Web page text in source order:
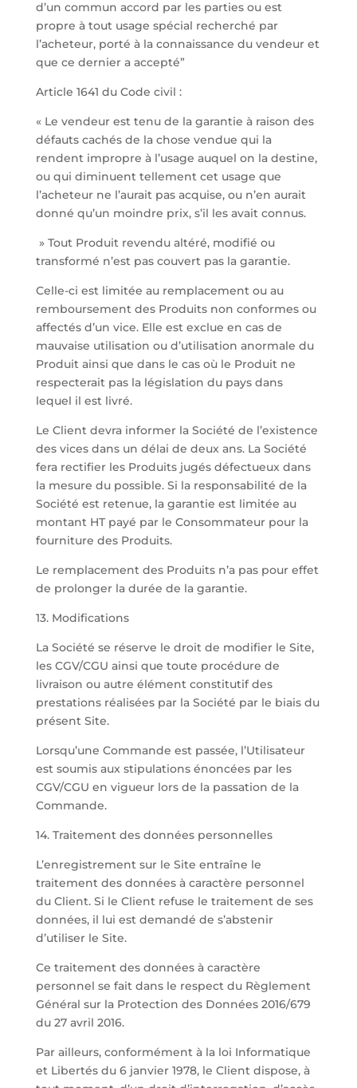
d’un commun accord par les parties ou est
propre à tout usage spécial recherché par
l’acheteur, porté à la connaissance du vendeur et
que ce dernier a accepté”
Article 1641 du Code civil :
« Le vendeur est tenu de la garantie à raison des
défauts cachés de la chose vendue qui la
rendent impropre à l’usage auquel on la destine,
ou qui diminuent tellement cet usage que
l’acheteur ne l’aurait pas acquise, ou n’en aurait
donné qu’un moindre prix, s’il les avait connus.
» Tout Produit revendu altéré, modifié ou
transformé n’est pas couvert pas la garantie.
Celle-ci est limitée au remplacement ou au
remboursement des Produits non conformes ou
affectés d’un vice. Elle est exclue en cas de
mauvaise utilisation ou d’utilisation anormale du
Produit ainsi que dans le cas où le Produit ne
respecterait pas la législation du pays dans
lequel il est livré.
Le Client devra informer la Société de l’existence
des vices dans un délai de deux ans. La Société
fera rectifier les Produits jugés défectueux dans
la mesure du possible. Si la responsabilité de la
Société est retenue, la garantie est limitée au
montant HT payé par le Consommateur pour la
fourniture des Produits.
Le remplacement des Produits n’a pas pour effet
de prolonger la durée de la garantie.
13. Modifications
La Société se réserve le droit de modifier le Site,
les CGV/CGU ainsi que toute procédure de
livraison ou autre élément constitutif des
prestations réalisées par la Société par le biais du
présent Site.
Lorsqu’une Commande est passée, l’Utilisateur
est soumis aux stipulations énoncées par les
CGV/CGU en vigueur lors de la passation de la
Commande.
14. Traitement des données personnelles
L’enregistrement sur le Site entraîne le
traitement des données à caractère personnel
du Client. Si le Client refuse le traitement de ses
données, il lui est demandé de s’abstenir
d’utiliser le Site.
Ce traitement des données à caractère
personnel se fait dans le respect du Règlement
Général sur la Protection des Données 2016/679
du 27 avril 2016.
Par ailleurs, conformément à la loi Informatique
et Libertés du 6 janvier 1978, le Client dispose, à